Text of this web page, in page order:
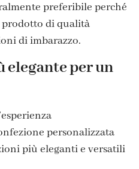
preferibile perché
di qualità
di imbarazzo.
elegante per un
personalizzata
più eleganti e versatili